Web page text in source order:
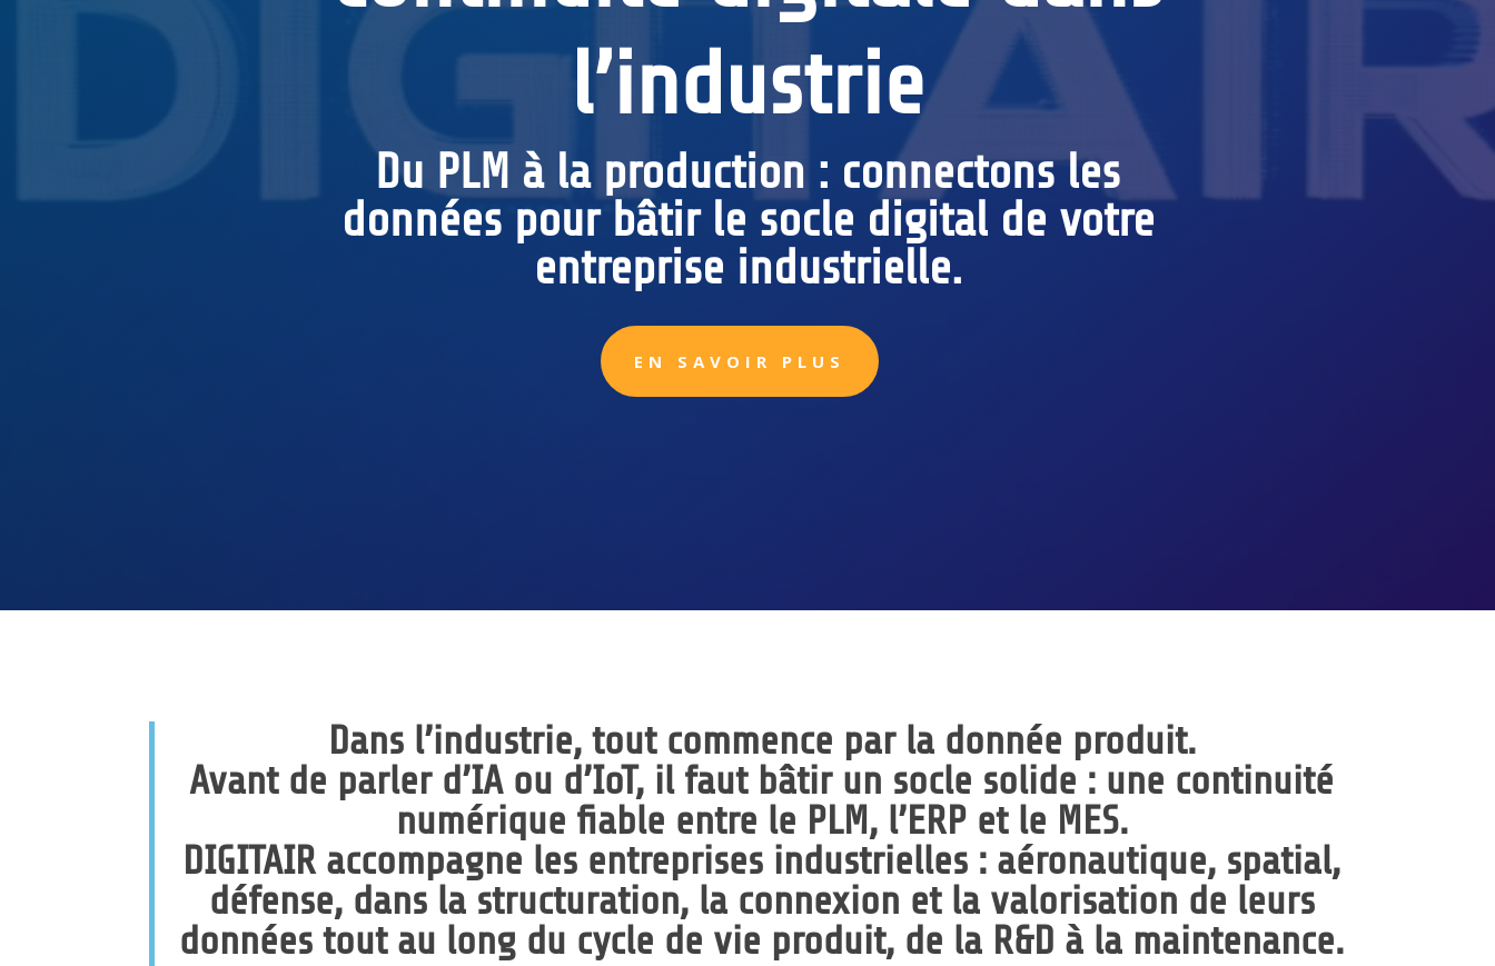
l’industrie
Du PLM à la production : connectons les
données pour bâtir le socle digital de votre
entreprise industrielle.
EN SAVOIR PLUS
Dans l’industrie, tout commence par la donnée produit.
Avant de parler d’IA ou d’IoT, il faut bâtir un socle solide : une continuité
numérique fiable entre le PLM, l’ERP et le MES.
DIGITAIR accompagne les entreprises industrielles : aéronautique, spatial,
défense, dans la structuration, la connexion et la valorisation de leurs
données tout au long du cycle de vie produit, de la R&D à la maintenance.